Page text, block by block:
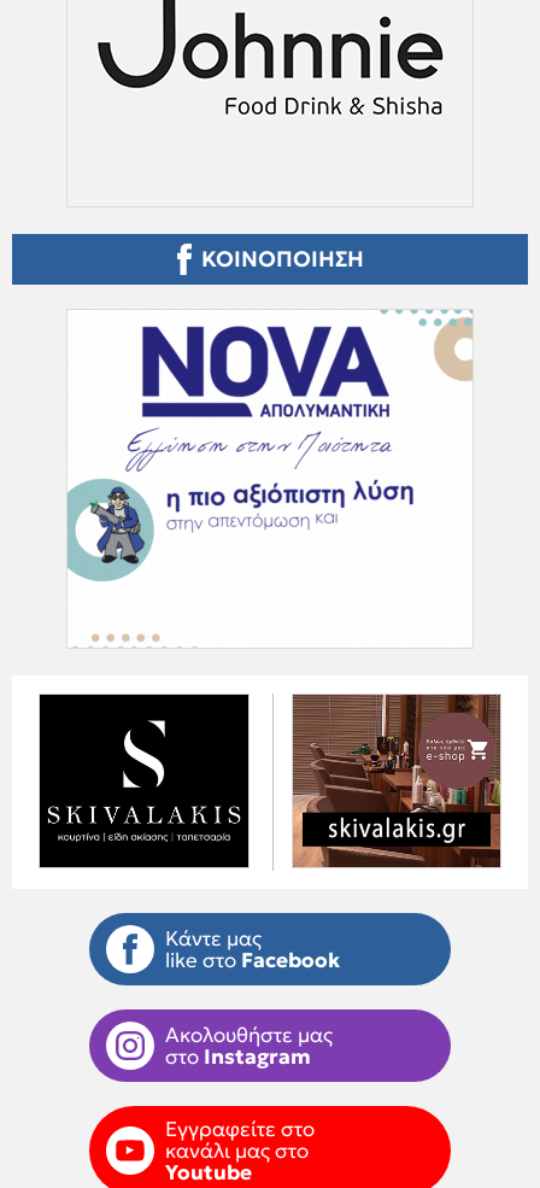
ΚΟΙΝΟΠΟΙΗΣΗ
Κάντε μας
like στο Facebook
Ακολουθήστε μας
στο Instagram
Εγγραφείτε στο
κανάλι μας στο
Youtube